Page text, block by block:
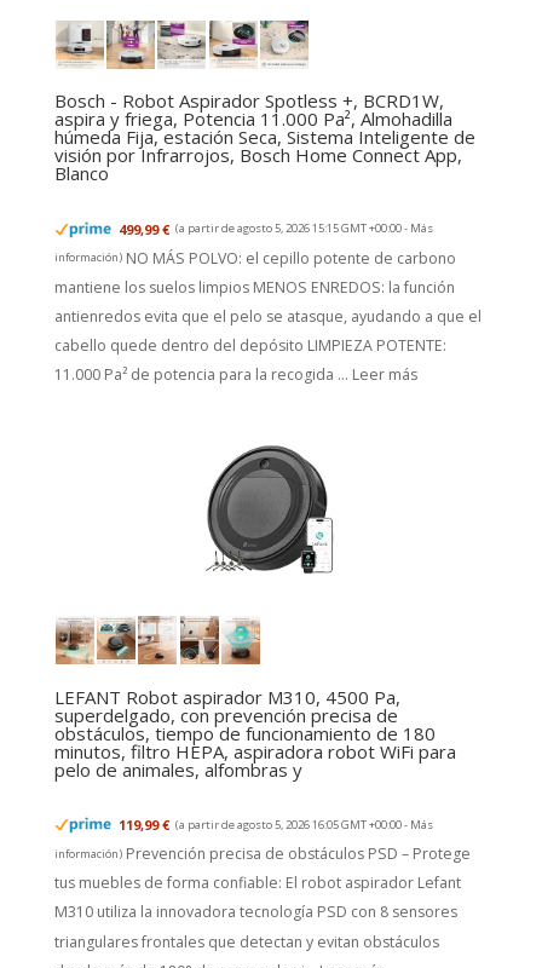
Bosch - Robot Aspirador Spotless +, BCRD1W,
aspira y friega, Potencia 11.000 Pa², Almohadilla
húmeda Fija, estación Seca, Sistema Inteligente de
visión por Infrarrojos, Bosch Home Connect App,
Blanco
499,99 € (a partir de agosto 5, 2026 15:15 GMT +00:00 - Más
información) NO MÁS POLVO: el cepillo potente de carbono
mantiene los suelos limpios MENOS ENREDOS: la función
antienredos evita que el pelo se atasque, ayudando a que el
cabello quede dentro del depósito LIMPIEZA POTENTE:
11.000 Pa² de potencia para la recogida ... Leer más
LEFANT Robot aspirador M310, 4500 Pa,
superdelgado, con prevención precisa de
obstáculos, tiempo de funcionamiento de 180
minutos, filtro HEPA, aspiradora robot WiFi para
pelo de animales, alfombras y
119,99 € (a partir de agosto 5, 2026 16:05 GMT +00:00 - Más
información) Prevención precisa de obstáculos PSD – Protege
tus muebles de forma confiable: El robot aspirador Lefant
M310 utiliza la innovadora tecnología PSD con 8 sensores
triangulares frontales que detectan y evitan obstáculos